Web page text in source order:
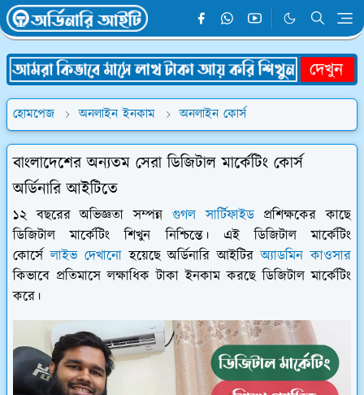
হোমপেজ অনলাইন ইনকাম অনলাইন কোর্স
বাংলাদেশের অন্যতম সেরা ডিজিটাল মার্কেটিং কোর্স
অর্ডিনারি আইটিতে
১২ বছরের অভিজ্ঞতা সম্পন্ন গুগল সার্টিফাইডপ্রশিক্ষকের কাছে
ডিজিটাল মার্কেটিং শিখুন নিশ্চিন্তে। এই ডিজিটাল মার্কেটিং
কোর্সেলাইভ দেখানোহয়েছে অর্ডিনারি আইটিরঅ্যাডমিন কাওসার
কিভাবে প্রতিমাসে লক্ষাধিক টাকা ইনকাম করছে ডিজিটাল মার্কেটিং
করে।